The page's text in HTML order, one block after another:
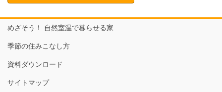
めざそう！ 自然室温で暮らせる家
季節の住みこなし方
資料ダウンロード
サイトマップ